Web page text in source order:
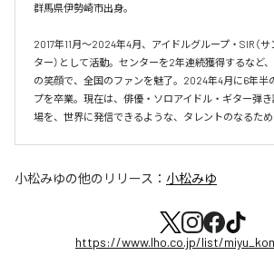
群馬県伊勢崎市出身。
2017年11月〜2024年4月、アイドルグループ・SIR（
ター）として活動。センターを2年連続獲得するなど
の笑顔で、全国のファンを魅了。2024年4月に6年半
プを卒業。現在は、俳優・ソロアイドル・ギター弾
場を、世界に発信できるような、タレントのなるため
小松みゆの他のリリース： 小松みゆ
https://www.lho.co.jp/list/